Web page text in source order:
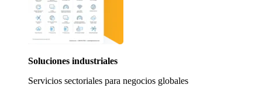
Soluciones industriales
Servicios sectoriales para negocios globales